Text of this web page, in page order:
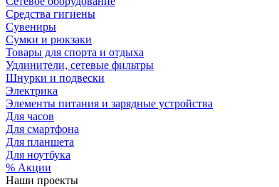
Средства гигиены
Сувениры
Сумки и рюкзаки
Товары для спорта и отдыха
Удлинители, сетевые фильтры
Шнурки и подвески
Электрика
Элементы питания и зарядные устройства
Для часов
Для смартфона
Для планшета
Для ноутбука
% Акции
Наши проекты